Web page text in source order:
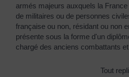
armés majeurs auxquels la
de militaires ou de personnes
française ou non, résidant ou non
présente sous la forme d'un
chargé des anciens combattants
Tout